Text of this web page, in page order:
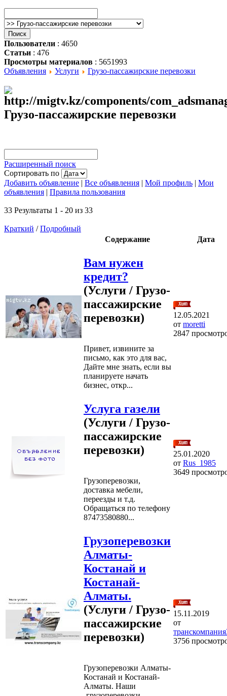
Пользователи : 4650
Статьи : 476
Просмотры материалов : 5651993
Объявления
Услуги Грузо-пассажирские перевозки
Грузо-пассажирские перевозки
Расширенный поиск
Сортировать по
Добавить объявление | Все объявления | Мой профиль | Мои
объявления | Правила пользования
33 Результаты 1 - 20 из 33
Краткий /Подробный
Содержание
Дата
Вам нужен
кредит?
(Услуги / Грузо-
пассажирские
перевозки)
Привет, извините за
письмо, как это для вас,
Дайте мне знать, если вы
планируете начать
бизнес, откр...
12.05.2021
от moretti
2847
Услуга газели
(Услуги / Грузо-
пассажирские
перевозки)
Грузоперевозки,
доставка мебели,
переезды и т.д.
Обращаться по телефону
87473580880...
25.01.2020
от Rus_1985
3649
Грузоперевозки
Алматы-
Костанай и
Костанай-
Алматы.
(Услуги / Грузо-
пассажирские
перевозки)
Грузоперевозки Алматы-
Костанай и Костанай-
Алматы. Наши
15.11.2019
от
3756